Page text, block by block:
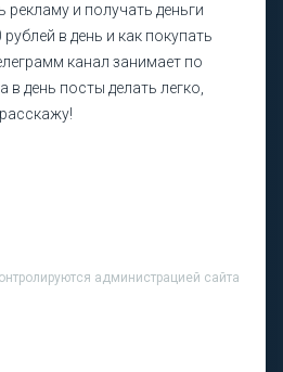
и получать деньги
в день и как покупать
канал занимает по
день посты делать легко,
администрацией сайта